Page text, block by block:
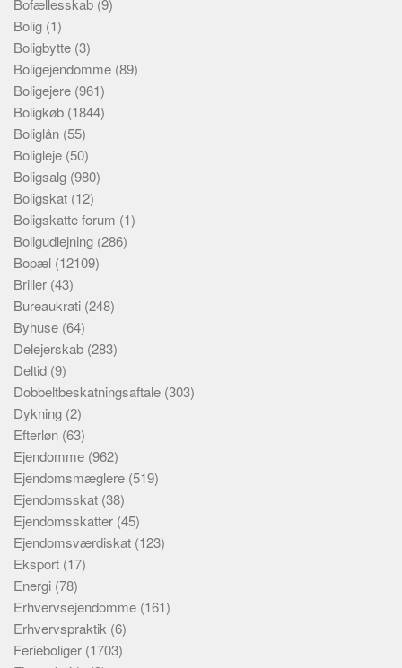
Bofællesskab (9)
Bolig (1)
Boligbytte (3)
Boligejendomme (89)
Boligejere (961)
Boligkøb (1844)
Boliglån (55)
Boligleje (50)
Boligsalg (980)
Boligskat (12)
Boligskatte forum (1)
Boligudlejning (286)
Bopæl (12109)
Briller (43)
Bureaukrati (248)
Byhuse (64)
Delejerskab (283)
Deltid (9)
Dobbeltbeskatningsaftale (303)
Dykning (2)
Efterløn (63)
Ejendomme (962)
Ejendomsmæglere (519)
Ejendomsskat (38)
Ejendomsskatter (45)
Ejendomsværdiskat (123)
Eksport (17)
Energi (78)
Erhvervsejendomme (161)
Erhvervspraktik (6)
Ferieboliger (1703)